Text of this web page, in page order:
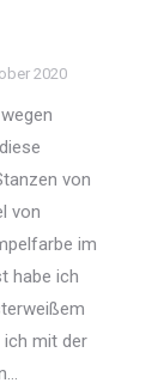
2020
von
von
im
habe ich
mit der